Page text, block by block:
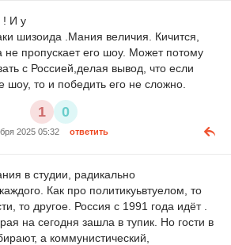
! И у
шизоида .Мания величия. Кичится,
не пропускает его шоу. Может потому
с Россией,делая вывод, что если
шоу, то и победить его не сложно.
1 0
2025 05:32 ответить
в студии, радикально
Как про политикуьвтуелом, то
то другое. Россия с 1991 года идёт .
на сегодня зашла в тупик. Но гости в
а коммунистический,